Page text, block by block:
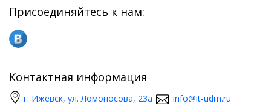
Присоединяйтесь к нам:
Контактная информация
г. Ижевск, ул. Ломоносова, 23а info@it-udm.ru